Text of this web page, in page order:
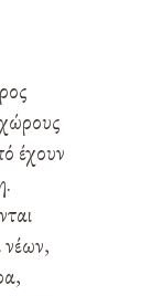
έχουν
νέων,